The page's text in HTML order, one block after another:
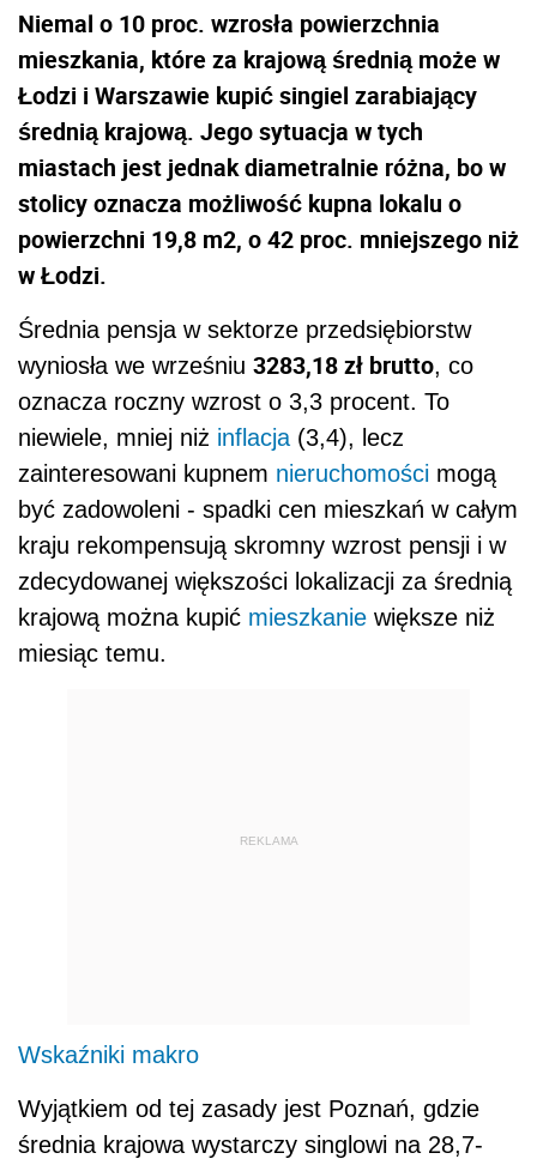
Niemal o 10 proc. wzrosła powierzchnia
mieszkania, które za krajową średnią może w
Łodzi i Warszawie kupić singiel zarabiający
średnią krajową. Jego sytuacja w tych
miastach jest jednak diametralnie różna, bo w
stolicy oznacza możliwość kupna lokalu o
powierzchni 19,8 m2, o 42 proc. mniejszego niż
w Łodzi.
Średnia pensja w sektorze przedsiębiorstw
wyniosła we wrześniu 3283,18 zł brutto, co
oznacza roczny wzrost o 3,3 procent. To
niewiele, mniej niż inflacja (3,4), lecz
zainteresowani kupnem nieruchomości mogą
być zadowoleni - spadki cen mieszkań w całym
kraju rekompensują skromny wzrost pensji i w
zdecydowanej większości lokalizacji za średnią
krajową można kupić mieszkanie większe niż
miesiąc temu.
REKLAMA
Wskaźniki makro
Wyjątkiem od tej zasady jest Poznań, gdzie
średnia krajowa wystarczy singlowi na 28,7-